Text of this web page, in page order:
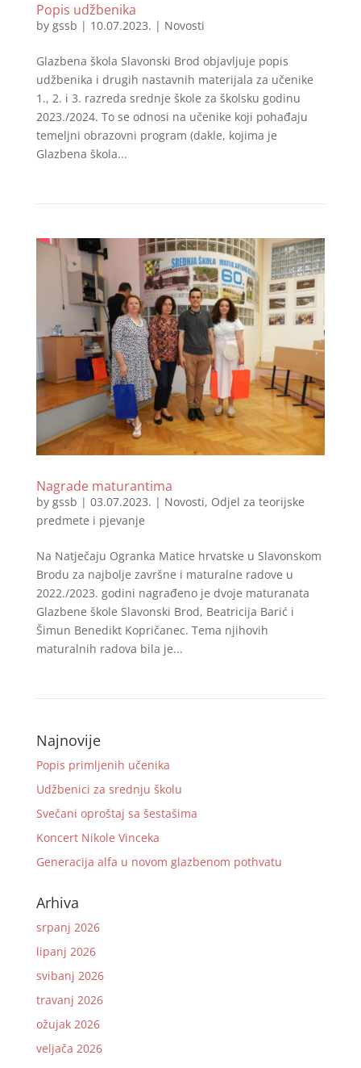
Popis udžbenika
by gssb | 10.07.2023. | Novosti
Glazbena škola Slavonski Brod objavljuje popis
udžbenika i drugih nastavnih materijala za učenike
1., 2. i 3. razreda srednje škole za školsku godinu
2023./2024. To se odnosi na učenike koji pohađaju
temeljni obrazovni program (dakle, kojima je
Glazbena škola...
Nagrade maturantima
by gssb | 03.07.2023. | Novosti, Odjel za teorijske
predmete i pjevanje
Na Natječaju Ogranka Matice hrvatske u Slavonskom
Brodu za najbolje završne i maturalne radove u
2022./2023. godini nagrađeno je dvoje maturanata
Glazbene škole Slavonski Brod, Beatricija Barić i
Šimun Benedikt Kopričanec. Tema njihovih
maturalnih radova bila je...
Najnovije
Popis primljenih učenika
Udžbenici za srednju školu
Svečani oproštaj sa šestašima
Koncert Nikole Vinceka
Generacija alfa u novom glazbenom pothvatu
Arhiva
srpanj 2026
lipanj 2026
svibanj 2026
travanj 2026
ožujak 2026
veljača 2026